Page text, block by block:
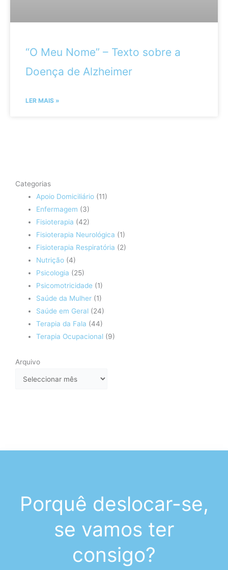
“​O Meu Nome” – Texto sobre a
Doença de Alzheimer
LER MAIS »
Categorias
Apoio Domiciliário (11)
Enfermagem (3)
Fisioterapia (42)
Fisioterapia Neurológica (1)
Fisioterapia Respiratória (2)
Nutrição (4)
Psicologia (25)
Psicomotricidade (1)
Saúde da Mulher (1)
Saúde em Geral (24)
Terapia da Fala (44)
Terapia Ocupacional (9)
Arquivo
Arquivo
Porquê deslocar-se,
se vamos ter
consigo?